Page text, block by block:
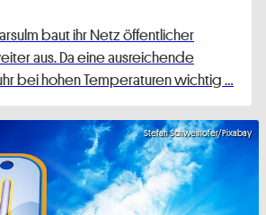
baut ihr Netz öffentlicher
aus. Da eine ausreichende
bei hohen Temperaturen wichtig …
Stefan Schweihofer/Pixabay